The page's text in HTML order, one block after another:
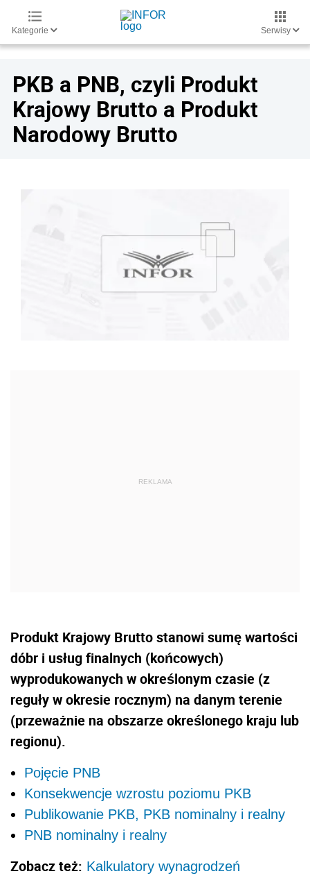
Kategorie Serwisy
PKB a PNB, czyli Produkt
Krajowy Brutto a Produkt
Narodowy Brutto
Produkt Krajowy Brutto stanowi sumę wartości
dóbr i usług finalnych (końcowych)
wyprodukowanych w określonym czasie (z
reguły w okresie rocznym) na danym terenie
(przeważnie na obszarze określonego kraju lub
regionu).
Pojęcie PNB
Konsekwencje wzrostu poziomu PKB
Publikowanie PKB, PKB nominalny i realny
PNB nominalny i realny
Zobacz też: Kalkulatory wynagrodzeń